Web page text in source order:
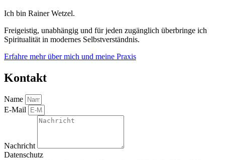
Ich bin Rainer Wetzel.
Freigeistig, unabhängig und für jeden zugänglich überbringe ich
Spiritualität in modernes Selbstverständnis.
Erfahre mehr über mich und meine Praxis
Kontakt
Name
E-Mail
Nachricht
Datenschutz